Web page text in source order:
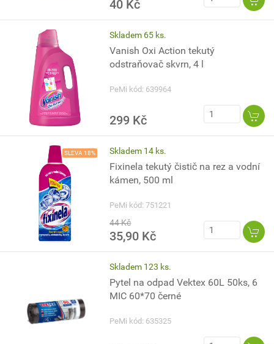
40 Kč
Skladem 65 ks.
Vanish Oxi Action tekutý
odstraňovač skvrn, 4 l
PeMi kód: 639964
299 Kč
SLEVA 18% Skladem 14 ks.
Fixinela tekutý čistič na rez a vodní
kámen, 500 ml
PeMi kód: 751221
44 Kč
35,90 Kč
Skladem 123 ks.
Pytel na odpad Vektex 60L 50ks, 6
MIC 60*70 černé
PeMi kód: 635325